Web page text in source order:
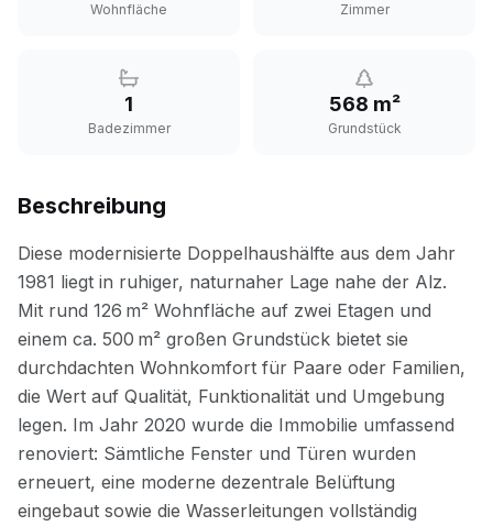
Wohnfläche Zimmer
1
Badezimmer
568 m²
Grundstück
Beschreibung